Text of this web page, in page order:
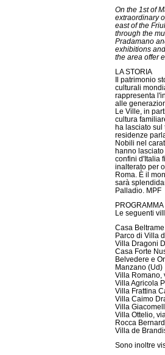
On the 1st of
extraordinary
east of the
through the
Pradamano
exhibitions
the area offer
LA STORIA
Il patrimonio
culturali
rappresenta
alle
Le Ville, in
cultura
ha lasciato sul
residenze
Nobili nel
hanno
confini d'Italia
inalterato per
Roma. È il
sarà
Palladio. MPF
PROGRAMMA
Le seguenti
Casa
Parco di Villa
Villa Dragoni
Casa Forte
Belvedere e
Manzano (Ud)
Villa Romano,
Villa Agricola
Villa Frattina
Villa Caimo
Villa
Villa Ottelio,
Rocca
Villa de
Sono inoltre